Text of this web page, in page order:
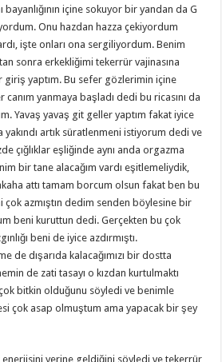
içine sokuyor bir yandan da G
Onu hazdan hazza çekiyordum
işte onları ona sergiliyordum. Benim
sonra erkekliğimi tekerrür vajinasına
yaptım. Bu sefer gözlerimin içine
yanmaya başladı dedi bu ricasını da
Yavaş yavaş git geller yaptım fakat iyice
yakındı artık süratlenmeni istiyorum dedi ve
çığlıklar eşliğinde aynı anda orgazma
bir tane alacağım vardı eşitlemeliydik,
attı tamam borcum olsun fakat ben bu
çok azmıştın dedim senden böylesine bir
beni kuruttun dedi. Gerçekten bu çok
beni de iyice azdırmıştı.
de dışarıda kalacağımızı bir dostta
de zati tasayı o kızdan kurtulmaktı
bitkin olduğunu söyledi ve benimle
çok asap olmuştum ama yapacak bir şey
enerjisini yerine geldiğini söyledi ve tekerrür